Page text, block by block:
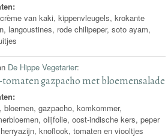
van kaki, kippenvleugels, krokante
langoustines, rode chilipeper, soto ayam,
De Hippe Vegetarier:
gazpacho met bloemensalade
bloemen, gazpacho, komkommer,
olijfolie, oost-indische kers, peper
knoflook, tomaten en viooltjes